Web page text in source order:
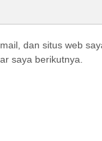
dan situs web
saya berikutnya.